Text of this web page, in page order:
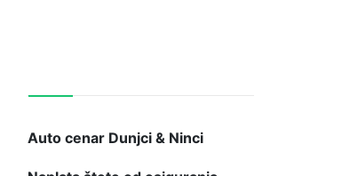
Auto cenar Dunjci & Ninci